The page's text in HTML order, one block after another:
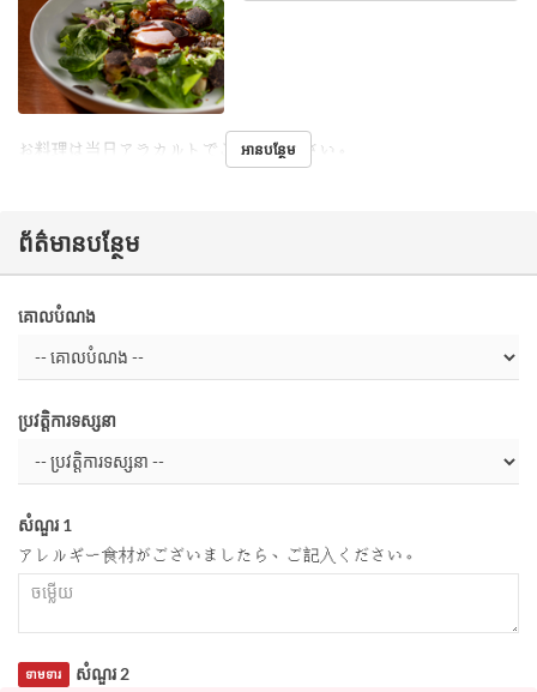
お料理は当日アラカルトでご注文ください。
អានបន្ថែម
ព័ត៌មានបន្ថែម
គោលបំណង
ប្រវត្តិការទស្សនា
សំណួរ 1
アレルギー食材がございましたら、ご記入ください。
សំណួរ 2
ទាមទារ